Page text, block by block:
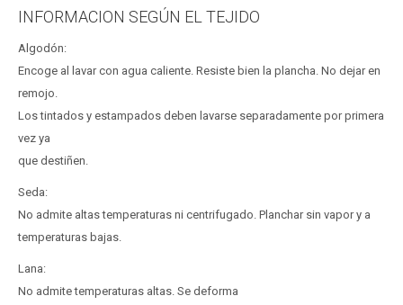
INFORMACION SEGÚN EL TEJIDO
Algodón:
Encoge al lavar con agua caliente. Resiste bien la plancha. No dejar en
remojo.
Los tintados y estampados deben lavarse separadamente por primera
vez ya
que destiñen.
Seda:
No admite altas temperaturas ni centrifugado. Planchar sin vapor y a
temperaturas bajas.
Lana:
No admite temperaturas altas. Se deforma